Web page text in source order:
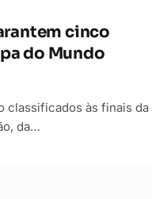
cinco
do Mundo
classificados às finais da
da…